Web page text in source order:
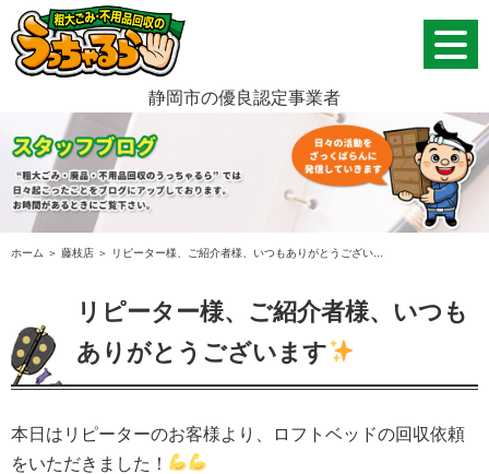
静岡市の優良認定事業者
ホーム ＞ 藤枝店 ＞ リピーター様、ご紹介者様、いつもありがとうござい...
リピーター様、ご紹介者様、いつも
ありがとうございます
本日はリピーターのお客様より、ロフトベッドの回収依頼
をいただきました！